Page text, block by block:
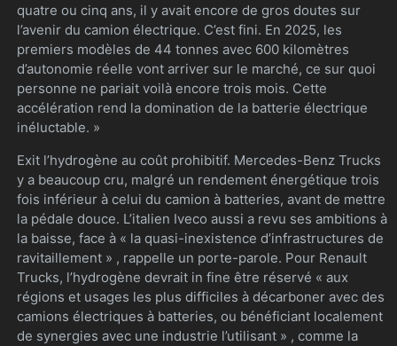
quatre ou cinq ans, il y avait encore de gros doutes sur
l’avenir du camion électrique. C’est fini. En 2025, les
premiers modèles de 44 tonnes avec 600 kilomètres
d’autonomie réelle vont arriver sur le marché, ce sur quoi
personne ne pariait voilà encore trois mois. Cette
accélération rend la domination de la batterie électrique
inéluctable. »
Exit l’hydrogène au coût prohibitif. Mercedes-Benz Trucks
y a beaucoup cru, malgré un rendement énergétique trois
fois inférieur à celui du camion à batteries, avant de mettre
la pédale douce. L’italien Iveco aussi a revu ses ambitions à
la baisse, face à « la quasi-inexistence d’infrastructures de
ravitaillement » , rappelle un porte-parole. Pour Renault
Trucks, l’hydrogène devrait in fine être réservé « aux
régions et usages les plus difficiles à décarboner avec des
camions électriques à batteries, ou bénéficiant localement
de synergies avec une industrie l’utilisant » , comme la